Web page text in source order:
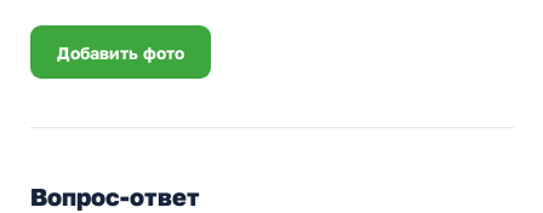
Добавить фото
Вопрос-ответ